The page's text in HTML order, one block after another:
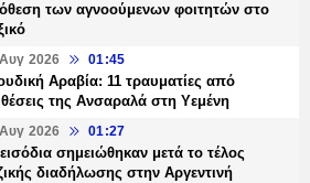
των αγνοούμενων φοιτητών στο
2026 01:45
Αραβία: 11 τραυματίες από
της Ανσαραλά στη Υεμένη
2026 01:27
σημειώθηκαν μετά το τέλος
διαδήλωσης στην Αργεντινή